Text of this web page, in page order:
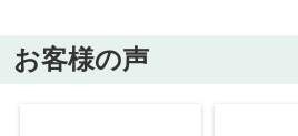
お客様の声